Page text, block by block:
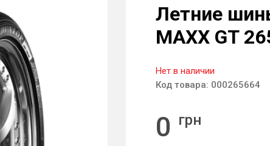
Летние
MAXX GT
Нет в наличии
Код товара: 000265664
0 грн